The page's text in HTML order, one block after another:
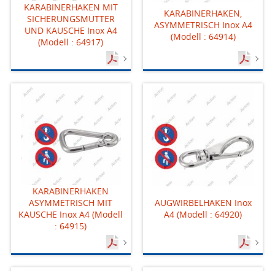
KARABINERHAKEN MIT
SICHERUNGSMUTTER
UND KAUSCHE Inox A4
(Modell : 64917)
KARABINERHAKEN,
ASYMMETRISCH Inox A4
(Modell : 64914)
KARABINERHAKEN
ASYMMETRISCH MIT
KAUSCHE Inox A4 (Modell
: 64915)
AUGWIRBELHAKEN Inox
A4 (Modell : 64920)